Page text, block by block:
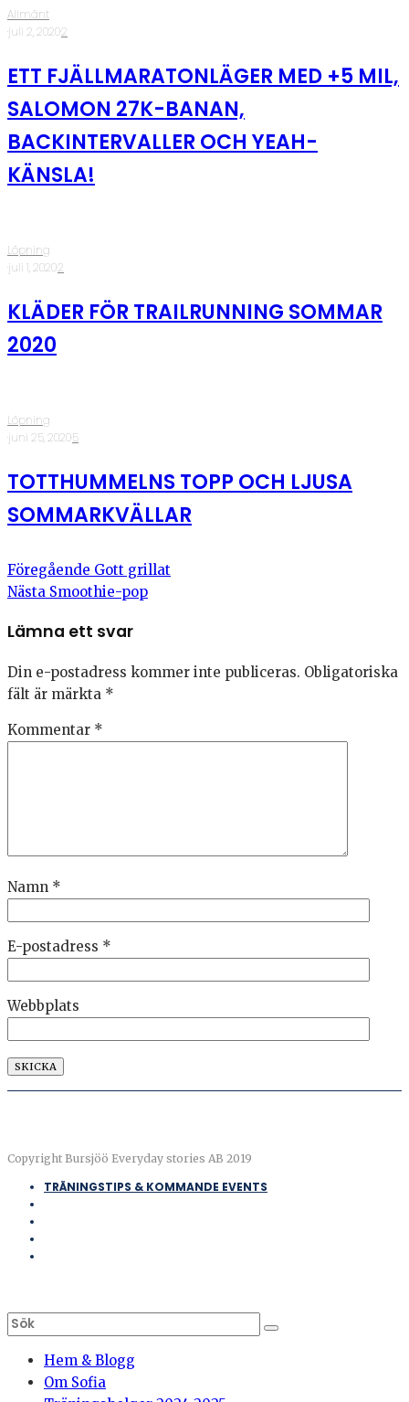
Allmänt
·juli 2, 2020·2
ETT FJÄLLMARATONLÄGER MED +5 MIL,
SALOMON 27K-BANAN,
BACKINTERVALLER OCH YEAH-
KÄNSLA!
Löpning
·juli 1, 2020·2
KLÄDER FÖR TRAILRUNNING SOMMAR
2020
Löpning
·juni 25, 2020·5
TOTTHUMMELNS TOPP OCH LJUSA
SOMMARKVÄLLAR
Föregående Gott grillat
Nästa Smoothie-pop
Lämna ett svar
Din e-postadress kommer inte publiceras. Obligatoriska
fält är märkta *
Kommentar *
Namn *
E-postadress *
Webbplats
Copyright Bursjöö Everyday stories AB 2019
TRÄNINGSTIPS & KOMMANDE EVENTS
Hem & Blogg
Om Sofia